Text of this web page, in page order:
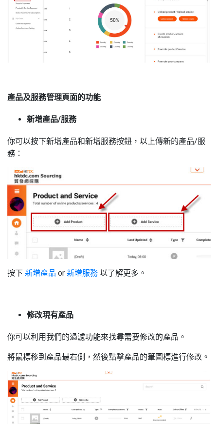
產品及服務管理頁面的功能
新增產品/服務
你可以按下新增產品和新增服務按鈕，以上傳新的產品/服
務：
按下 新增產品 or 新增服務 以了解更多。
修改現有產品
你可以利用我們的過濾功能來找尋需要修改的產品。
將鼠標移到 產品最右側，然後點擊產品的筆圖標進行修改。